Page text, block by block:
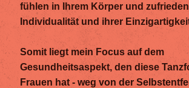
fühlen in Ihrem Körper und
Individualität und ihrer
Somit liegt mein Focus auf dem
Gesundheitsaspekt, den diese
Frauen hat - weg von der